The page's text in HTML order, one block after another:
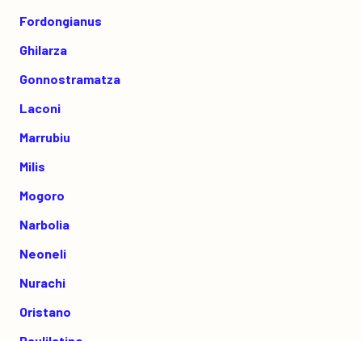
Fordongianus
Ghilarza
Gonnostramatza
Laconi
Marrubiu
Milis
Mogoro
Narbolia
Neoneli
Nurachi
Oristano